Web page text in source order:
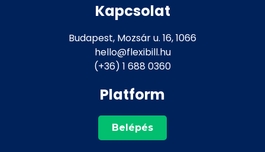
Kapcsolat
Budapest, Mozsár u. 16, 1066
hello@flexibill.hu
(+36) 1 688 0360
Platform
Belépés